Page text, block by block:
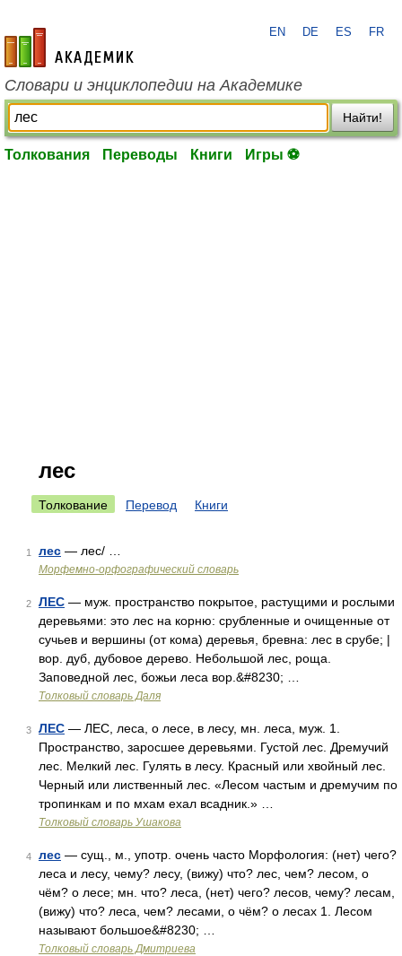
academic.ru
EN DE ES FR
Словари и энциклопедии на Академике
Найти!
Толкования Переводы Книги Игры ⚽
лес
Толкование Перевод Книги
1 лес — лес/ …
Морфемно-орфографический словарь
2 ЛЕС — муж. пространство покрытое, растущими и рослыми
деревьями: это лес на корню: срубленные и очищенные от
сучьев и вершины (от кома) деревья, бревна: лес в срубе; |
вор. дуб, дубовое дерево. Небольшой лес, роща.
Заповедной лес, божьи леса вор.&#8230; …
Толковый словарь Даля
3 ЛЕС — ЛЕС, леса, о лесе, в лесу, мн. леса, муж. 1.
Пространство, заросшее деревьями. Густой лес. Дремучий
лес. Мелкий лес. Гулять в лесу. Красный или хвойный лес.
Черный или лиственный лес. «Лесом частым и дремучим по
тропинкам и по мхам ехал всадник.» …
Толковый словарь Ушакова
4 лес — сущ., м., употр. очень часто Морфология: (нет) чего?
леса и лесу, чему? лесу, (вижу) что? лес, чем? лесом, о
чём? о лесе; мн. что? леса, (нет) чего? лесов, чему? лесам,
(вижу) что? леса, чем? лесами, о чём? о лесах 1. Лесом
называют большое&#8230; …
Толковый словарь Дмитриева